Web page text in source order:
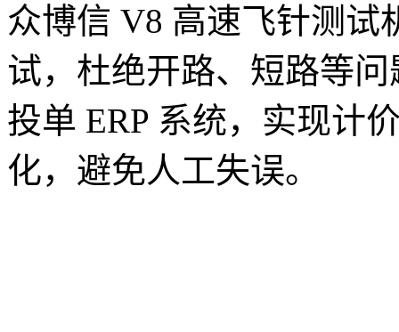
众博信 V8 高速飞针测试
试，杜绝开路、短路等
投单 ERP 系统，实现计
化，避免人工失误。